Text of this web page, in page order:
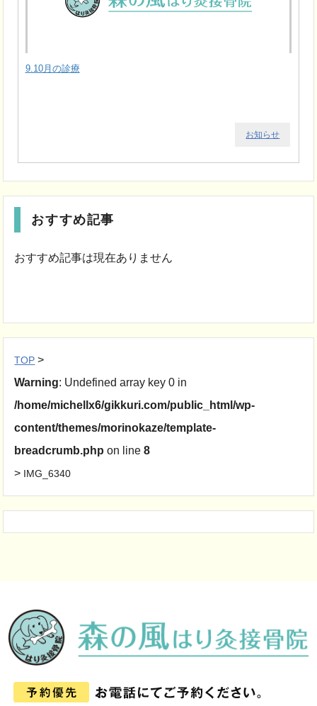
9.10月の診療
お知らせ
おすすめ記事
おすすめ記事は現在ありません
TOP >
Warning: Undefined array key 0 in
/home/michellx6/gikkuri.com/public_html/wp-
content/themes/morinokaze/template-
breadcrumb.php on line8
> IMG_6340